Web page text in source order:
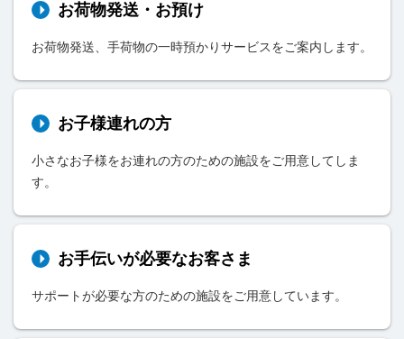
お荷物発送・お預け
お荷物発送、手荷物の一時預かりサービスをご案内します。
お子様連れの方
小さなお子様をお連れの方のための施設をご用意してしま
す。
お手伝いが必要なお客さま
サポートが必要な方のための施設をご用意しています。